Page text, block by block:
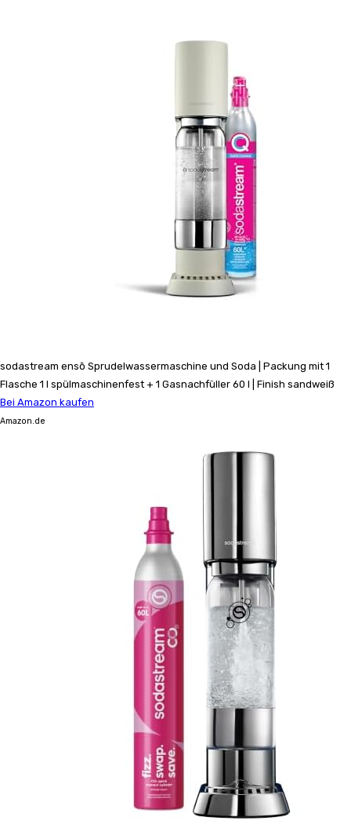
sodastream ensō Sprudelwassermaschine und Soda | Packung mit 1
Flasche 1 l spülmaschinenfest + 1 Gasnachfüller 60 l | Finish sandweiß
Bei Amazon kaufen
Amazon.de